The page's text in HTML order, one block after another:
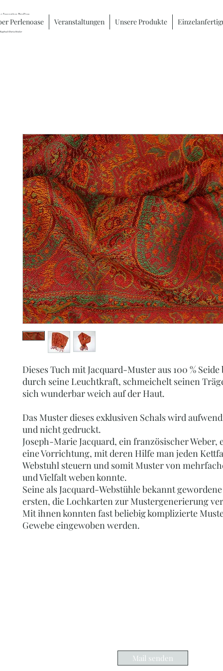
Perlenoase Veranstaltungen Unsere Produkte
Dieses Tuch mit Jacquard-Muster aus 100 %
durch seine Leuchtkraft, schmeichelt seinen
sich wunderbar weich auf der Haut.
Das Muster dieses exklusiven Schals wird
und nicht gedruckt.
Joseph-Marie Jacquard, ein französischer Weber,
eine Vorrichtung, mit deren Hilfe man jeden
Webstuhl steuern und somit Muster von
und Vielfalt weben konnte.
Seine als Jacquard-Webstühle bekannt
ersten, die Lochkarten zur Mustergenerierung
Mit ihnen konnten fast beliebig komplizierte
Gewebe eingewoben werden.
Mail senden